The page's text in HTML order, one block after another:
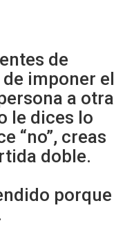
de
imponer el
a otra
le dices lo
“no”, creas
doble.
porque